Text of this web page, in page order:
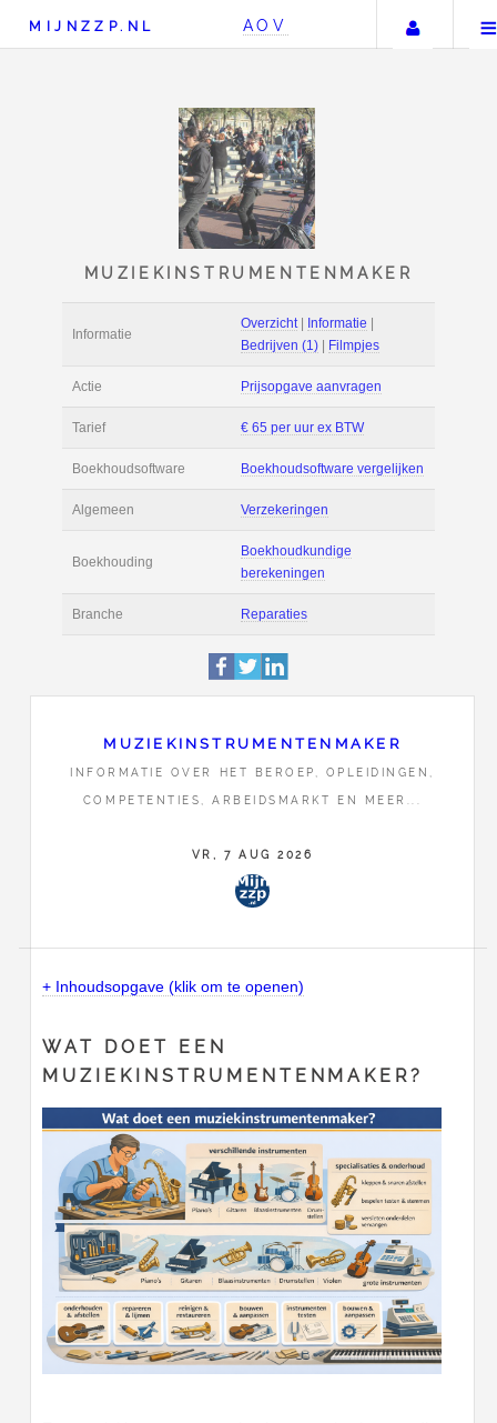
MIJNZZP.NL AOV Uw
Informatie
Bedrijven (1)
Tarief € 65 per uur ex
Boekhoudsoftware
Boekhouding
Boekhoudkundige
berekeningen
MUZIEKINSTRUMENTENMAKER
INFORMATIE OVER HET BEROEP, OPLEIDINGEN,
COMPETENTIES, ARBEIDSMARKT EN MEER...
VR, 7 AUG 2026
+ Inhoudsopgave (klik om te openen)
WAT DOET EEN
MUZIEKINSTRUMENTENMAKER?